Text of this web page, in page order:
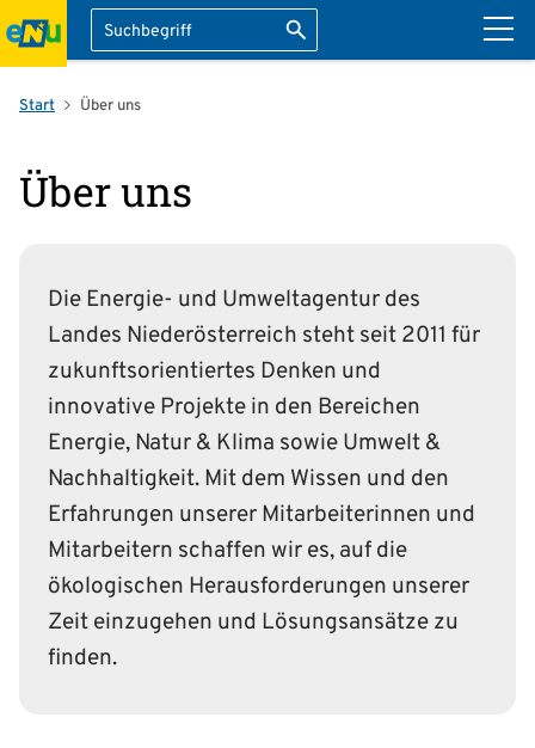
Suche Suche starten
überspringen
Start Über uns
Über uns
Die Energie- und Umweltagentur des
Landes Niederösterreich steht seit 2011 für
zukunftsorientiertes Denken und
innovative Projekte in den Bereichen
Energie, Natur & Klima sowie Umwelt &
Nachhaltigkeit. Mit dem Wissen und den
Erfahrungen unserer Mitarbeiterinnen und
Mitarbeitern schaffen wir es, auf die
ökologischen Herausforderungen unserer
Zeit einzugehen und Lösungsansätze zu
finden.